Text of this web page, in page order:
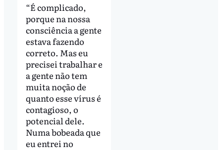
“É complicado,
porque na nossa
consciência a gente
estava fazendo
correto. Mas eu
precisei trabalhar e
a gente não tem
muita noção de
quanto esse vírus é
contagioso, o
potencial dele.
Numa bobeada que
eu entrei no